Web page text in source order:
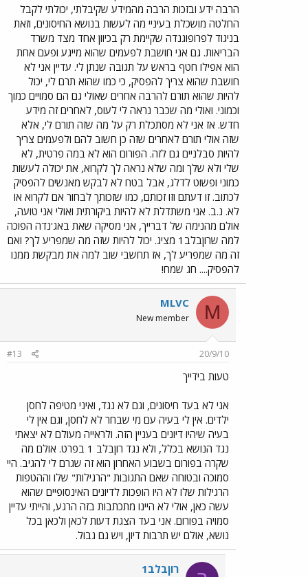
הרבה ידע ובזכות הרבה מהמידע שקיבלתי, יכולתי לקבל
החלטה מושכלת בעיניי מה לעשות בנושא החיסונים, וזאת
בניגוד לפרופוגנדה שקיימת רק בכיוון אחד מצד משרד
הבריאות. גם אני חושבת לפעמים שהוא מייגע ופעם אחת
הוא אפילו חטף בראש על תגובה שנתן לי. עדיין אני לא
חושבת שהוא צריך להפסיק, כי כמו שהוא תרם לי, יכול
להיות שהוא תורם להרבה אחרים שאולי גם הם סמויים כמוך
וכמוני. ואולי מה שכבר נראה לי לעוס, לאחרים זה מידע
חדש. אז אני לא מסתכלת רק על מה שזה תורם לי, אלא
שזה אולי תורם לאחרים שזה כן חשוב להם ולפעמים צריך
להיות סבלניים גם לזה. הפורום הוא לא במה פרטית, לא
שלי ולא שלך ומה שלא נראה לך לקרוא, את יכולה לעשות
כמוני ופשוט לדלג, אבל בטח לא לבקש מאנשים להפסיק
לכתוב. זו דעתם וזו זכותם, כמו שזכותך לבחור אם לקרוא או
לא. נ.ב. אני משתדלת לא להיות ביקורתית ואולי אני טועה,
אולם מהנימה של דברייך, אני מסיקה שאת באג'נדה הפוכה
למה שרוןבלב1 מציג. יכול להיות שזה מה שמפריע לך? ואם
זה מה שמפריע לך, אז תחשבי שוב למה את מבקשת ממנו
להפסיק.... חג שמח!
M
MLVC
New member
20/9/10
#13
טעות בידייך
אני לא בעד חיסונים, וגם לא נגד, ואיני מטיפה לחסן
ילדים. אין לי בעיה עם מי שבחר לא לחסן, וגם אין לי
בעיה שיהיו דיונים בעניין הזה. ולראייה מעולם לא יצאתי
נגד הנושא בכלל, ולא נגד רוןבלב 1 בפרט. אולם מה
שקרה בפורום בשבוע האחרון הוא זה שגרם לי להגיב. היי
סמוכה ובטוחה שאם התגובות "הרגילות" שלו וההטפות
הרגילות שלו לא היו הופכות לדיונים האינסופיים שהוא
עשה כאן, אולי לא היינו מתכתבות בזה הרגע, והייתי עדיין
סמויה בפורום. אני בעד הצגת דעות לכאן ולכאן בכל
נושא, אולם יש תרבות דיון, ויש גם גבול.
רוןבלב1